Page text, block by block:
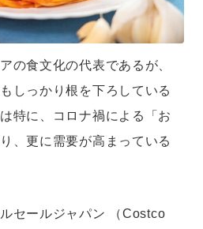
の食文化の代表であるが、
しっかり根を下ろしている
特に、コロナ禍による「お
、更に需要が高まっている
セールジャパン （Costco